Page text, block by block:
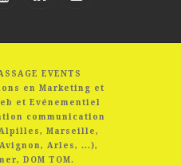
EVENTS
en Marketing et
et Evénementiel
communication
Marseille,
Arles, ...),
DOM TOM.